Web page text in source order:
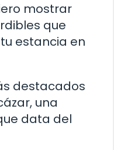
mostrar
que
estancia en
destacados
una
data del